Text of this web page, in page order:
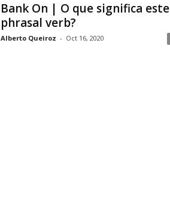
Bank On | O que significa este
phrasal verb?
Alberto Queiroz - Oct 16, 2020